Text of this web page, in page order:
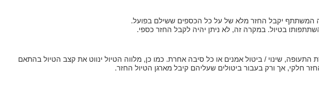
המשתתף יקבל החזר מלא של על כל הכספים ששילם בפועל.
בטיול. במקרה זה, לא ניתן יהיה לקבל החזר כספי.
התעופה, שינוי / ביטול אמנים או כל סיבה אחרת. כמו כן, מלווה הטיול ינווט את קצב הטיול בהתאם
חלקי, אך ורק בעבור ביטולים שעליהם קיבל מארגן הטיול החזר.